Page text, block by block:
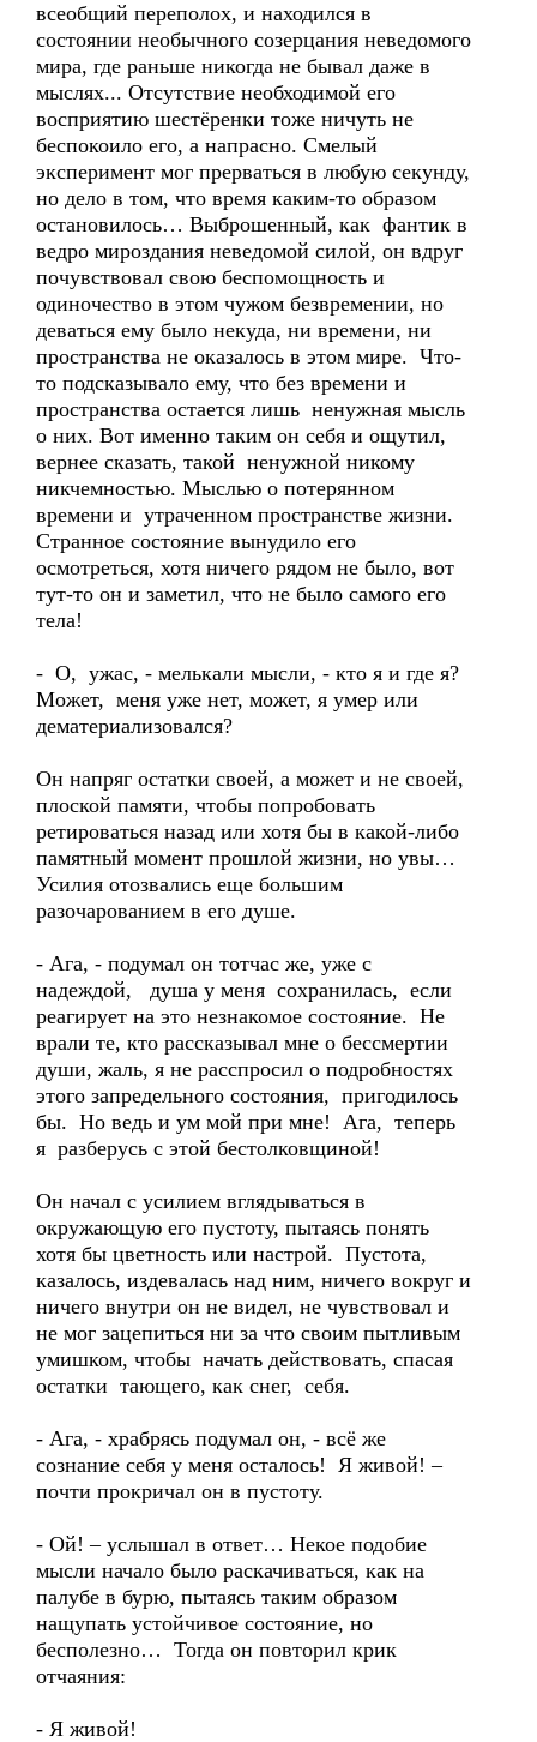
всеобщий переполох, и находился в
состоянии необычного созерцания неведомого
мира, где раньше никогда не бывал даже в
мыслях... Отсутствие необходимой его
восприятию шестёренки тоже ничуть не
беспокоило его, а напрасно. Смелый
эксперимент мог прерваться в любую секунду,
но дело в том, что время каким-то образом
остановилось… Выброшенный, как фантик в
ведро мироздания неведомой силой, он вдруг
почувствовал свою беспомощность и
одиночество в этом чужом безвремении, но
деваться ему было некуда, ни времени, ни
пространства не оказалось в этом мире. Что-
то подсказывало ему, что без времени и
пространства остается лишь ненужная мысль
о них. Вот именно таким он себя и ощутил,
вернее сказать, такой ненужной никому
никчемностью. Мыслью о потерянном
времени и утраченном пространстве жизни.
Странное состояние вынудило его
осмотреться, хотя ничего рядом не было, вот
тут-то он и заметил, что не было самого его
тела!
- О, ужас, - мелькали мысли, - кто я и где я?
Может, меня уже нет, может, я умер или
дематериализовался?
Он напряг остатки своей, а может и не своей,
плоской памяти, чтобы попробовать
ретироваться назад или хотя бы в какой-либо
памятный момент прошлой жизни, но увы…
Усилия отозвались еще большим
разочарованием в его душе.
- Ага, - подумал он тотчас же, уже с
надеждой, душа у меня сохранилась, если
реагирует на это незнакомое состояние. Не
врали те, кто рассказывал мне о бессмертии
души, жаль, я не расспросил о подробностях
этого запредельного состояния, пригодилось
бы. Но ведь и ум мой при мне! Ага, теперь
я разберусь с этой бестолковщиной!
Он начал с усилием вглядываться в
окружающую его пустоту, пытаясь понять
хотя бы цветность или настрой. Пустота,
казалось, издевалась над ним, ничего вокруг и
ничего внутри он не видел, не чувствовал и
не мог зацепиться ни за что своим пытливым
умишком, чтобы начать действовать, спасая
остатки тающего, как снег, себя.
- Ага, - храбрясь подумал он, - всё же
сознание себя у меня осталось! Я живой! –
почти прокричал он в пустоту.
- Ой! – услышал в ответ… Некое подобие
мысли начало было раскачиваться, как на
палубе в бурю, пытаясь таким образом
нащупать устойчивое состояние, но
бесполезно… Тогда он повторил крик
отчаяния:
- Я живой!